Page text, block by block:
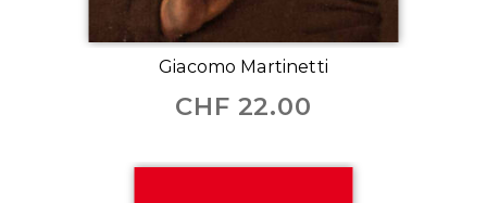
Giacomo Martinetti
CHF 22.00